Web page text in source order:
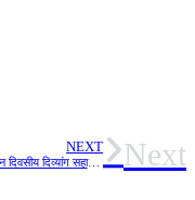
NEXT
लाडनूं में तीन दिवसीय दिव्यांग सहायता शिविर में 174 दिव्यांगजनों को विभिन्न उपकरण देकर किया गया लाभान्वित, मैढ़ स्वर्णकार समाज भवन में भारत विकास परिषद द्वारा किया जा रहा है आयोजन Next